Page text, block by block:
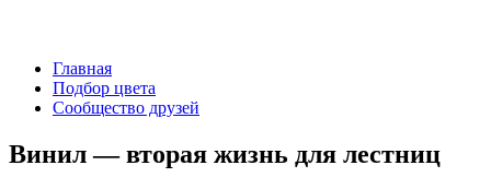
Главная
Подбор цвета
Сообщество друзей
Винил — вторая жизнь для лестниц